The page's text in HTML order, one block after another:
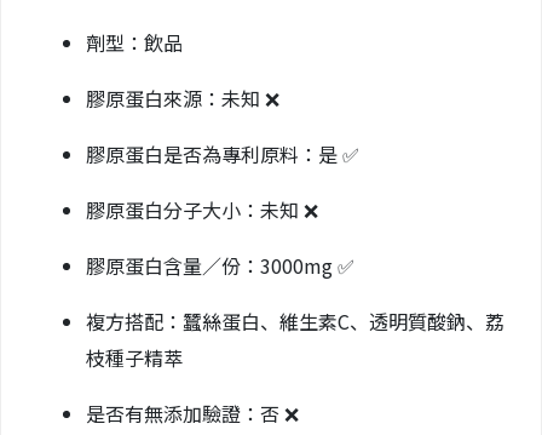
劑型：飲品
膠原蛋白來源：未知 ❌
膠原蛋白是否為專利原料：是 ✅
膠原蛋白分子大小：未知 ❌
膠原蛋白含量／份：3000mg ✅
複方搭配：蠶絲蛋白、維生素C、透明質酸鈉、荔
枝種子精萃
是否有無添加驗證：否 ❌